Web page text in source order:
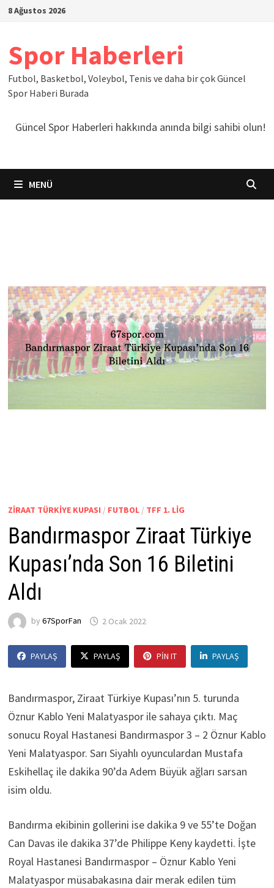
İçeriğe
8 Ağustos 2026
Spor Haberleri
Futbol, Basketbol, Voleybol, Tenis ve daha bir çok Güncel
Spor Haberi Burada
Güncel Spor Haberleri hakkında anında bilgi sahibi olun!
MENÜ
ZIRAAT TÜRKIYE KUPASI / FUTBOL/ TFF 1. LIG
Bandırmaspor Ziraat Türkiye
Kupası’nda Son 16 Biletini
Aldı
by 67SporFan 2 Ocak 2022
PAYLAŞ PAYLAŞ PIN IT PAYLAŞ
Bandırmaspor, Ziraat Türkiye Kupası’nın 5. turunda
Öznur Kablo Yeni Malatyaspor ile sahaya çıktı. Maç
sonucu Royal Hastanesi Bandırmaspor 3 – 2 Öznur Kablo
Yeni Malatyaspor. Sarı Siyahlı oyunculardan Mustafa
Eskihellaç ile dakika 90’da Adem Büyük ağları sarsan
isim oldu.
Bandırma ekibinin gollerini ise dakika 9 ve 55’te Doğan
Can Davas ile dakika 37’de Philippe Keny kaydetti. İşte
Royal Hastanesi Bandırmaspor – Öznur Kablo Yeni
Malatyaspor müsabakasına dair merak edilen tüm